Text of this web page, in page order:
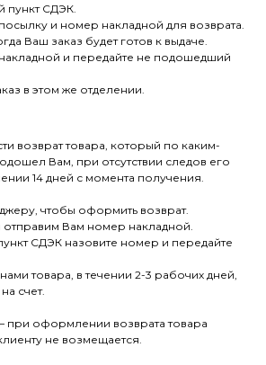
пункт СДЭК.
и номер накладной для возврата.
Ваш заказ будет готов к выдаче.
и передайте не подошедший
в этом же отделении.
возврат товара, который по каким-
Вам, при отсутствии следов его
14 дней с момента получения.
чтобы оформить возврат.
Вам номер накладной.
СДЭК назовите номер и передайте
товара, в течении 2-3 рабочих дней,
счет.
при оформлении возврата товара
не возмещается.